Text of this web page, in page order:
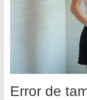
Error de